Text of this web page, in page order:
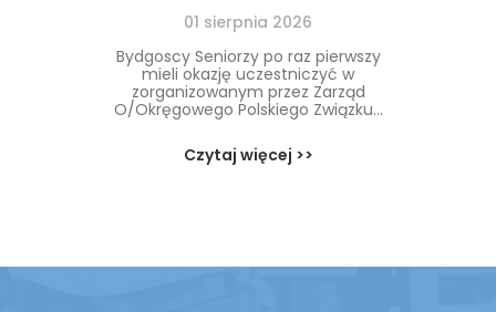
01 sierpnia 2026
Bydgoscy Seniorzy po raz pierwszy
mieli okazję uczestniczyć w
zorganizowanym przez Zarząd
O/Okręgowego Polskiego Związku...
Czytaj więcej >>